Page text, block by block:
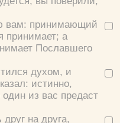
вам: принимающий
принимает; а
Пославшего
духом, и
истинно,
из вас предаст
на друга,